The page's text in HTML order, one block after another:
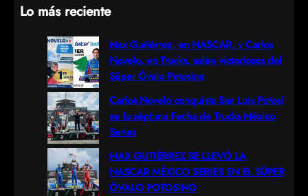
a
Lo más reciente
Max Gutiérrez, en NASCAR, y Carlos
Novelo, en Trucks, salen victoriosos del
Súper Óvalo Potosino
Carlos Novelo conquista San Luis Potosí
en la séptima Fecha de Trucks México
Series
MAX GUTIÉRREZ SE LLEVÓ LA
NASCAR MÉXICO SERIES EN EL SÚPER
ÓVALO POTOSINO